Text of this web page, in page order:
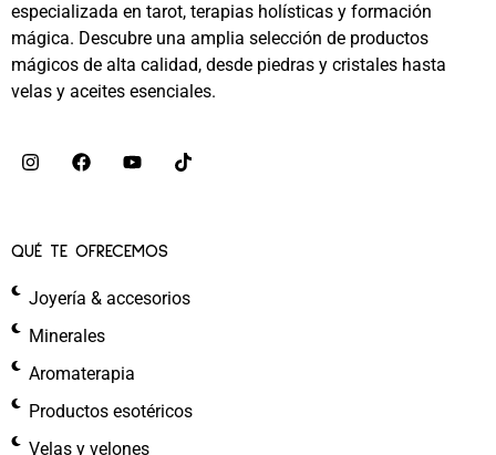
especializada en tarot, terapias holísticas y formación
mágica. Descubre una amplia selección de productos
mágicos de alta calidad, desde piedras y cristales hasta
velas y aceites esenciales.
QUÉ TE OFRECEMOS
Joyería & accesorios
Minerales
Aromaterapia
Productos esotéricos
Velas y velones